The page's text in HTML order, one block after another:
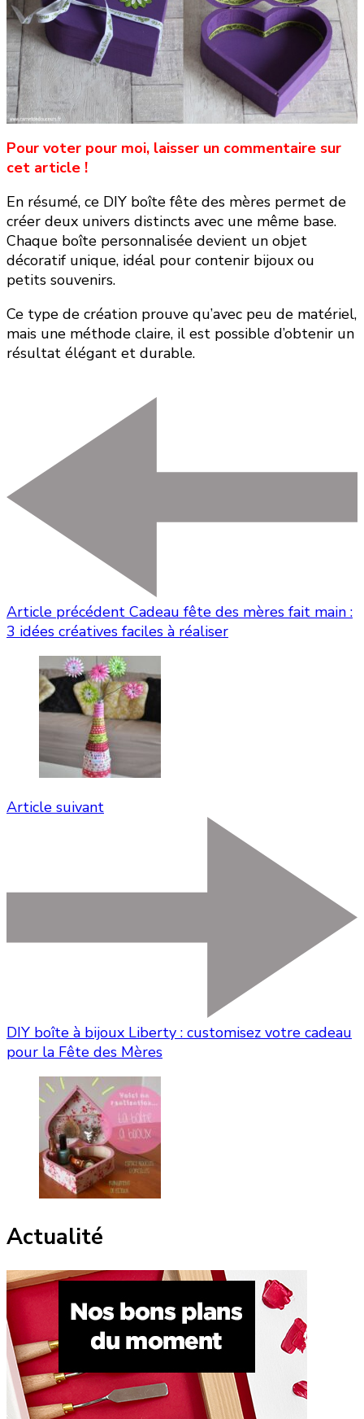
Pour voter pour moi, laisser un commentaire sur
cet article !
En résumé, ce DIY boîte fête des mères permet de
créer deux univers distincts avec une même base.
Chaque boîte personnalisée devient un objet
décoratif unique, idéal pour contenir bijoux ou
petits souvenirs.
Ce type de création prouve qu’avec peu de matériel,
mais une méthode claire, il est possible d’obtenir un
résultat élégant et durable.
Article précédent Cadeau fête des mères fait main :
3 idées créatives faciles à réaliser
Article suivant
DIY boîte à bijoux Liberty : customisez votre cadeau
pour la Fête des Mères
Actualité